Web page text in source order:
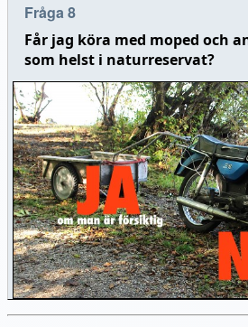
Fråga 8
Får jag köra med moped och
som helst i naturreservat?